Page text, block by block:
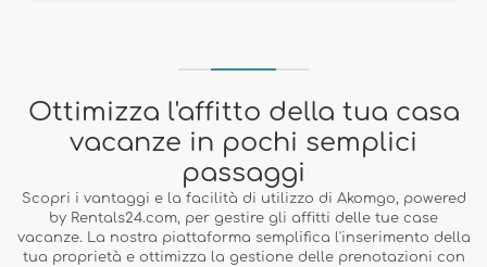
Ottimizza l'affitto della tua casa
vacanze in pochi semplici
passaggi
Scopri i vantaggi e la facilità di utilizzo di Akomgo, powered
by Rentals24.com, per gestire gli affitti delle tue case
vacanze. La nostra piattaforma semplifica l'inserimento della
tua proprietà e ottimizza la gestione delle prenotazioni con